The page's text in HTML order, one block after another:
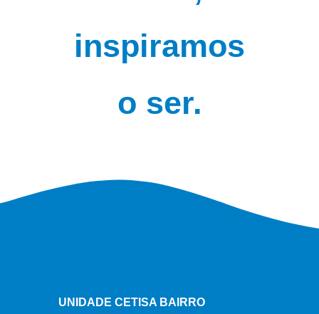
inspiramos
o ser.
UNIDADE CETISA BAIRRO